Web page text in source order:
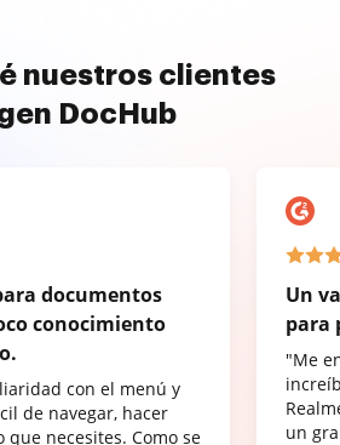
nuestros clientes
DocHub
documentos
conocimiento
con el menú y
de navegar, hacer
necesites. Como se
Un
para
"Me
un